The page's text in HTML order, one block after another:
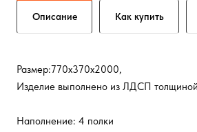
Описание Как купить
Размер:770х370х2000,
Изделие выполнено из ЛДСП
Наполнение: 4 полки